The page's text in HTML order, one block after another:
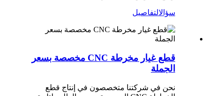
سؤالالتفاصيل
قطع غيار مخرطة CNC مخصصة بسعر
الجملة
نحن في شركتنا متخصصون في إنتاج قطع